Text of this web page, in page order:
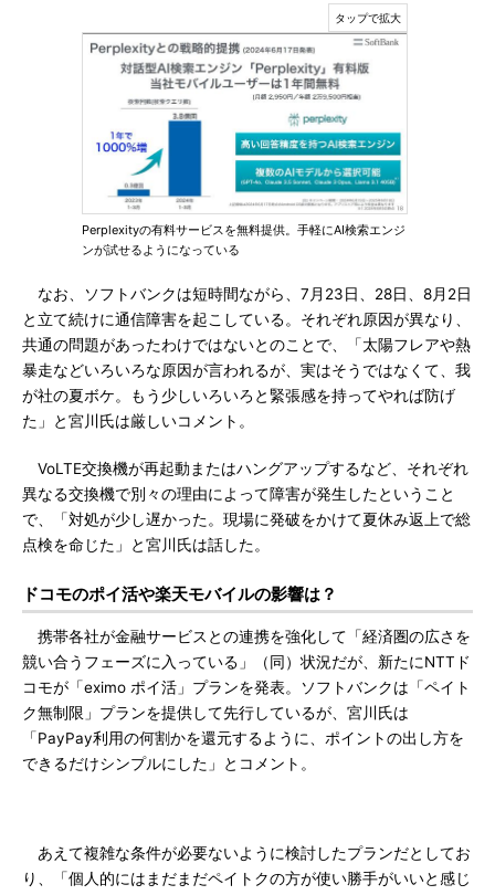
Perplexityの有料サービスを無料提供。手軽にAI検索エンジ
ンが試せるようになっている
なお、ソフトバンクは短時間ながら、7月23日、28日、8月2日
と立て続けに通信障害を起こしている。それぞれ原因が異なり、
共通の問題があったわけではないとのことで、「太陽フレアや熱
暴走などいろいろな原因が言われるが、実はそうではなくて、我
が社の夏ボケ。もう少しいろいろと緊張感を持ってやれば防げ
た」と宮川氏は厳しいコメント。
VoLTE交換機が再起動またはハングアップするなど、それぞれ
異なる交換機で別々の理由によって障害が発生したということ
で、「対処が少し遅かった。現場に発破をかけて夏休み返上で総
点検を命じた」と宮川氏は話した。
ドコモのポイ活や楽天モバイルの影響は？
携帯各社が金融サービスとの連携を強化して「経済圏の広さを
競い合うフェーズに入っている」（同）状況だが、新たにNTTド
コモが「eximo ポイ活」プランを発表。ソフトバンクは「ペイト
ク無制限」プランを提供して先行しているが、宮川氏は
「PayPay利用の何割かを還元するように、ポイントの出し方を
できるだけシンプルにした」とコメント。
あえて複雑な条件が必要ないように検討したプランだとしてお
り、「個人的にはまだまだペイトクの方が使い勝手がいいと感じ